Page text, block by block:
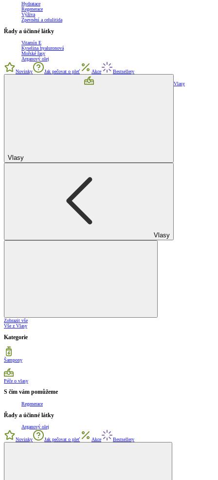
Hydratace
Regenerace
Výživa
Zpevnění a celulitida
Řady a účinné látky
Vitamín E
Kyselina hyaluronová
Mořské řasy
Arganový olej
Novinky Jak pečovat o pleť Akce Bestsellery
Vlasy
Vlasy
Vlasy
Zobrazit vše
Vše z Vlasy
Kategorie
Šampony
Péče o vlasy
S čím vám pomůžeme
Regenerace
Řady a účinné látky
Arganový olej
Novinky Jak pečovat o pleť Akce Bestsellery